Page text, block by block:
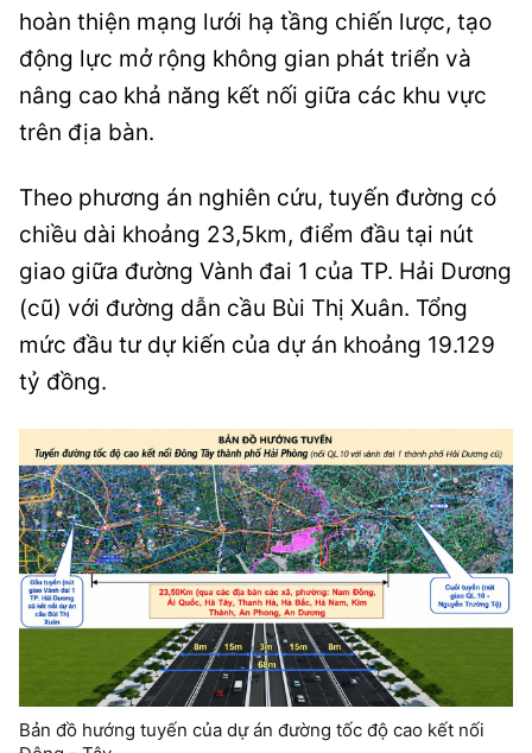
hoàn thiện mạng lưới hạ tầng chiến lược, tạo
động lực mở rộng không gian phát triển và
nâng cao khả năng kết nối giữa các khu vực
trên địa bàn.
Theo phương án nghiên cứu, tuyến đường có
chiều dài khoảng 23,5km, điểm đầu tại nút
giao giữa đường Vành đai 1 của TP. Hải Dương
(cũ) với đường dẫn cầu Bùi Thị Xuân. Tổng
mức đầu tư dự kiến của dự án khoảng 19.129
tỷ đồng.
Bản đồ hướng tuyến của dự án đường tốc độ cao kết nối